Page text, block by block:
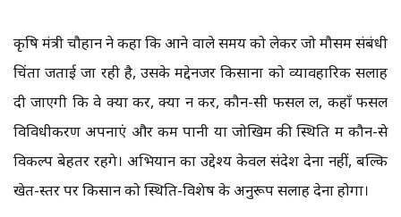
कृषि मंत्री चौहान ने कहा कि आने वाले समय को लेकर जो मौसम संबंधी
चिंता जताई जा रही है, उसके मद्देनजर किसानों को व्यावहारिक सलाह
दी जाएगी कि वे क्या करें, क्या न करें, कौन-सी फसल लें, कहाँ फसल
विविधीकरण अपनाएं और कम पानी या जोखिम की स्थिति में कौन-से
विकल्प बेहतर रहेंगे। अभियान का उद्देश्य केवल संदेश देना नहीं, बल्कि
खेत-स्तर पर किसान को स्थिति-विशेष के अनुरूप सलाह देना होगा।